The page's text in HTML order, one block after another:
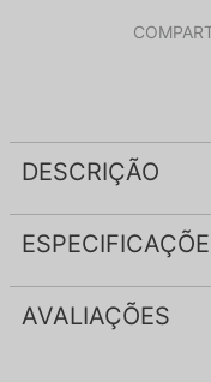
DESCRIÇÃO
AVALIAÇÕES